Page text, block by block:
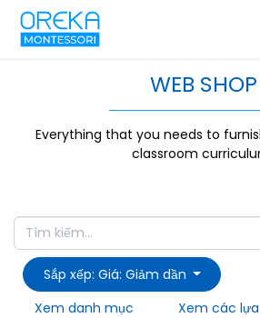
WEB SHOP
Everything that you needs to
classroom
Sắp xếp: Giá: Giảm dần
Xem danh mục
Xem các